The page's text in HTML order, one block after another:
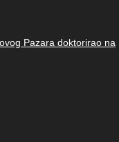
Pazara doktorirao na